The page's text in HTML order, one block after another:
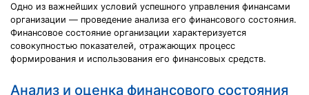
Одно из важнейших условий успешного управления финансами
организации — проведение анализа его финансового состояния.
Финансовое состояние организации характеризуется
совокупностью показателей, отражающих процесс
формирования и использования его финансовых средств.
Анализ и оценка финансового состояния